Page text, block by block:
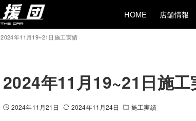
HOME 店舗情報
2024年11月19~21日施工実績
2024年11月19~21日施工
2024年11月21日 2024年11月24日 施工実績